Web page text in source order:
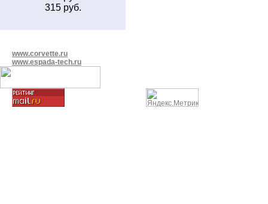
315 руб.
www.corvette.ru
www.espada-tech.ru